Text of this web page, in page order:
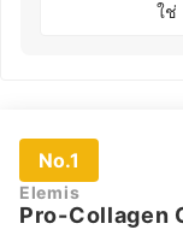
ใช่
No.1
Elemis
Pro-Collagen